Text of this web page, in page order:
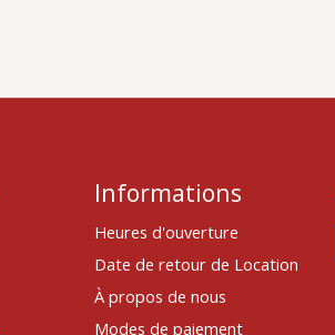
Informations
Heures d'ouverture
Date de retour de Location
À propos de nous
Modes de paiement